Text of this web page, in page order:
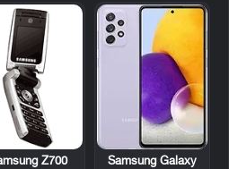
Samsung Galaxy
Z700